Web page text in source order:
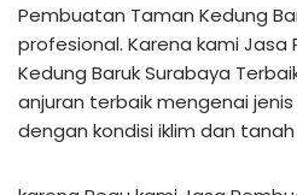
Pembuatan Taman Kedung
profesional. Karena kami
Kedung Baruk Surabaya
anjuran terbaik mengenai
dengan kondisi iklim dan